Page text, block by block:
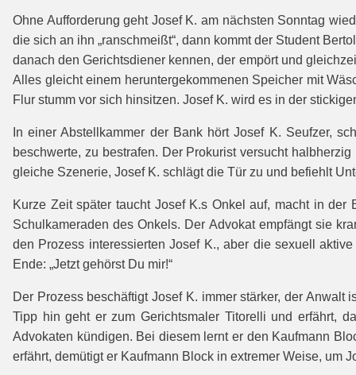
Ohne Aufforderung geht Josef K. am nächsten Sonntag
die sich an ihn „ranschmeißt“, dann kommt der Student
danach den Gerichtsdiener kennen, der empört und
Alles gleicht einem heruntergekommenen Speicher mit
Flur stumm vor sich hinsitzen. Josef K. wird es in der
In einer Abstellkammer der Bank hört Josef K. Seufzer,
beschwerte, zu bestrafen. Der Prokurist versucht
gleiche Szenerie, Josef K. schlägt die Tür zu und befiehlt
Kurze Zeit später taucht Josef K.s Onkel auf, macht in
Schulkameraden des Onkels. Der Advokat empfängt sie
den Prozess interessierten Josef K., aber die sexuell
Ende: „Jetzt gehörst Du mir!“
Der Prozess beschäftigt Josef K. immer stärker, der
Tipp hin geht er zum Gerichtsmaler Titorelli und erfährt,
Advokaten kündigen. Bei diesem lernt er den Kaufmann
erfährt, demütigt er Kaufmann Block in extremer Weise, um